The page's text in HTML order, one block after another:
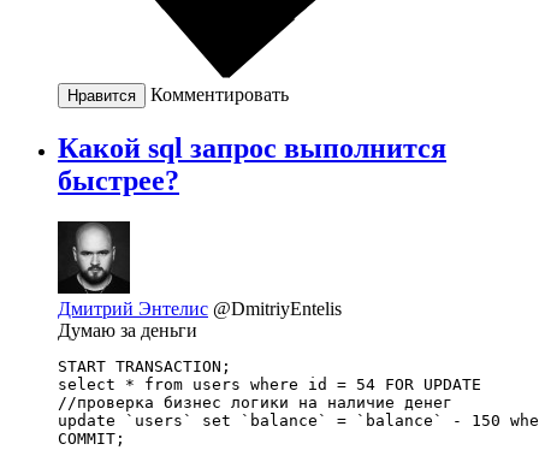
Нравится Комментировать
Какой sql запрос выполнится
быстрее?
Дмитрий Энтелис @DmitriyEntelis
Думаю за деньги
START TRANSACTION;
select * from users where id = 54 FOR UPDATE
//проверка бизнес логики на наличие денег
update `users` set `balance` = `balance` - 150
COMMIT;